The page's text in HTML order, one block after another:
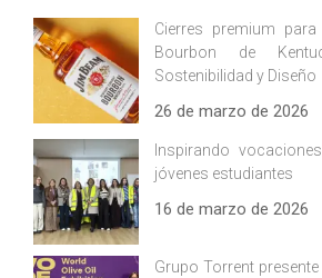
Cierres premium
Bourbon de
Sostenibilidad y Diseño
26 de marzo de 2026
Inspirando
jóvenes estudiantes
16 de marzo de 2026
Grupo Torrent presente